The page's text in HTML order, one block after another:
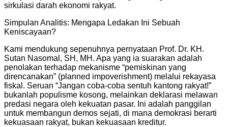
sirkulasi darah ekonomi rakyat.
Simpulan Analitis: Mengapa Ledakan Ini Sebuah
Keniscayaan?
Kami mendukung sepenuhnya pernyataan Prof. Dr. KH.
Sutan Nasomal, SH, MH. Apa yang ia suarakan adalah
penolakan terhadap mekanisme “pemiskinan yang
direncanakan” (planned impoverishment) melalui rekayasa
fiskal. Seruan “Jangan coba-coba sentuh kantong rakyat!”
bukanlah populisme kosong, melainkan deklarasi melawan
predasi negara oleh kekuatan pasar. Ini adalah panggilan
untuk membangun demos sejati, di mana demokrasi berarti
kekuasaan rakyat, bukan kekuasaan kreditur.